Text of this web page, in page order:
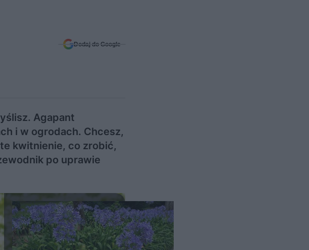
Dodaj do Google
Agapant
i w ogrodach. Chcesz,
kwitnienie, co zrobić,
po uprawie